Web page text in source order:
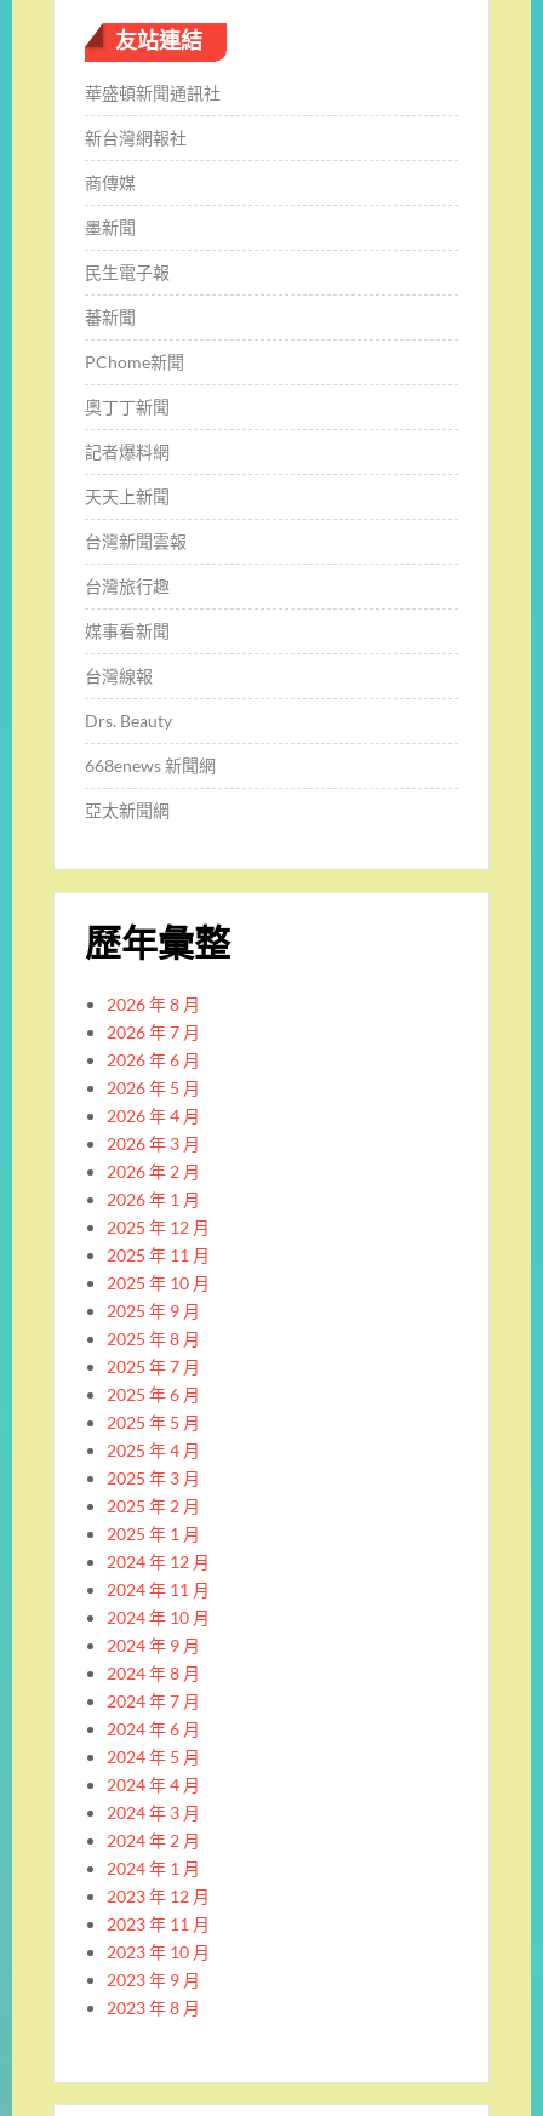
友站連結
華盛頓新聞通訊社
新台灣網報社
商傳媒
墨新聞
民生電子報
蕃新聞
PChome新聞
奧丁丁新聞
記者爆料網
天天上新聞
台灣新聞雲報
台灣旅行趣
媒事看新聞
台灣線報
Drs. Beauty
668enews 新聞網
亞太新聞網
歷年彙整
2026 年 8 月
2026 年 7 月
2026 年 6 月
2026 年 5 月
2026 年 4 月
2026 年 3 月
2026 年 2 月
2026 年 1 月
2025 年 12 月
2025 年 11 月
2025 年 10 月
2025 年 9 月
2025 年 8 月
2025 年 7 月
2025 年 6 月
2025 年 5 月
2025 年 4 月
2025 年 3 月
2025 年 2 月
2025 年 1 月
2024 年 12 月
2024 年 11 月
2024 年 10 月
2024 年 9 月
2024 年 8 月
2024 年 7 月
2024 年 6 月
2024 年 5 月
2024 年 4 月
2024 年 3 月
2024 年 2 月
2024 年 1 月
2023 年 12 月
2023 年 11 月
2023 年 10 月
2023 年 9 月
2023 年 8 月